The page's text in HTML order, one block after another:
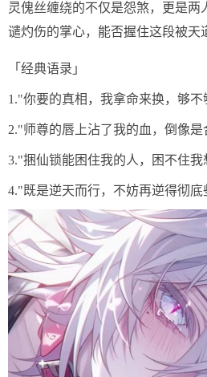
灵傀丝缠绕的不仅是怨煞，更是两
谴灼伤的掌心，能否握住这段被天
「经典语录」
1."你要的真相，我拿命来换，够不
2."师尊的唇上沾了我的血，倒像
3."捆仙锁能困住我的人，困不住
4."既是逆天而行，不妨再逆得彻